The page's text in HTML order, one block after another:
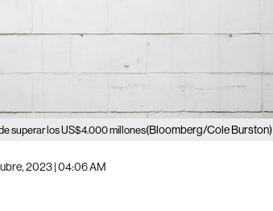
superar los US$4.000 millones(Bloomberg/Cole Burston)
2023 | 04:06 AM